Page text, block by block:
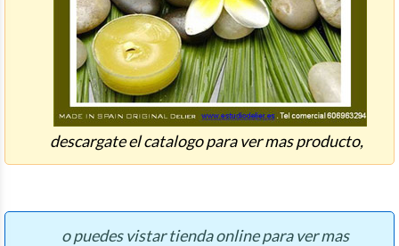
descargate el catalogo para ver mas producto,
o puedes vistar tienda online para ver mas